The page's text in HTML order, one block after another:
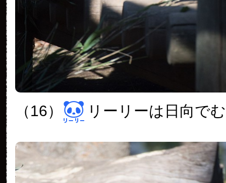
（16） リーリーは日向で